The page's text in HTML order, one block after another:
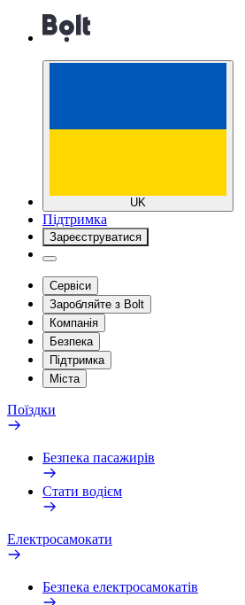
UK
Підтримка
Зареєструватися
Сервіси
Заробляйте з Bolt
Компанія
Безпека
Підтримка
Міста
Поїздки
Безпека пасажирів
Стати водієм
Електросамокати
Безпека електросамокатів